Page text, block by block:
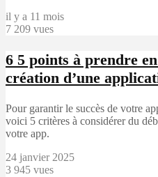
il y a 11 mois
7 209 vues
6 5 points à prendre
création d’une
Pour garantir le succès de votre
voici 5 critères à considérer du
votre app.
24 janvier 2025
3 945 vues